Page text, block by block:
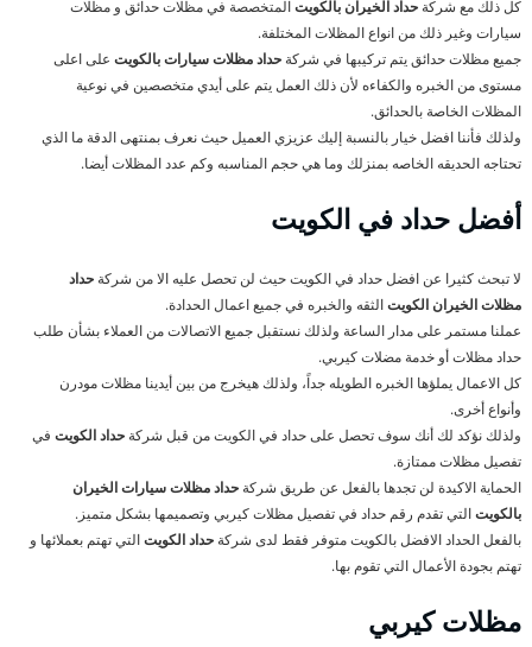
كل ذلك مع شركة حداد الخيران بالكويتالمتخصصة في مظلات حدائق و مظلات
سيارات وغير ذلك من انواع المظلات المختلفة.
جميع مظلات حدائق يتم تركيبها في شركة حداد مظلات سيارات بالكويت على اعلى
مستوى من الخبره والكفاءه لأن ذلك العمل يتم على أيدي متخصصين في نوعية
المظلات الخاصة بالحدائق.
ولذلك فأننا افضل خيار بالنسبة إليك عزيزي العميل حيث نعرف بمنتهى الدقة ما الذي
تحتاجه الحديقه الخاصه بمنزلك وما هي حجم المناسبه وكم عدد المظلات أيضا.
أفضل حداد في الكويت
لا تبحث كثيرا عن افضل حداد في الكويت حيث لن تحصل عليه الا من شركة حداد
مظلات الخيران الكويتالثقه والخبره في جميع اعمال الحدادة.
عملنا مستمر على مدار الساعة ولذلك نستقبل جميع الاتصالات من العملاء بشأن طلب
حداد مظلات أو خدمة مضلات كيربي.
كل الاعمال يملؤها الخبره الطويله جداً، ولذلك هيخرج من بين أيدينا مظلات مودرن
وأنواع أخرى.
ولذلك نؤكد لك أنك سوف تحصل على حداد في الكويت من قبل شركة حداد الكويت في
تفصيل مظلات ممتازة.
الحماية الاكيدة لن تجدها بالفعل عن طريق شركة حداد مظلات سيارات الخيران
بالكويتالتي تقدم رقم حداد في تفصيل مظلات كيربي وتصميمها بشكل متميز.
بالفعل الحداد الافضل بالكويت متوفر فقط لدى شركة حداد الكويتالتي تهتم بعملائها و
تهتم بجودة الأعمال التي تقوم بها.
مظلات كيربي